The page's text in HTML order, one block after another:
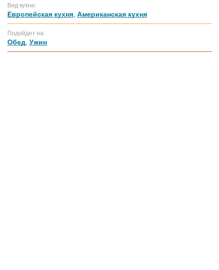
Вид кухни:
Европейская кухня Американская кухня
Подойдет на:
Обед Ужин